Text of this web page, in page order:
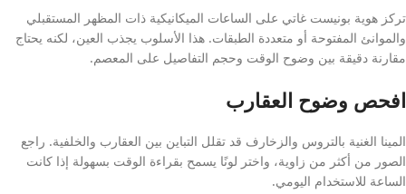
تركز هوية بونيست غاتي على الساعات الميكانيكية ذات المظهر المستقبلي
والموانئ المفتوحة أو متعددة الطبقات. هذا الأسلوب يجذب العين، لكنه يحتاج
مقارنة دقيقة بين وضوح الوقت وحجم التفاصيل على المعصم.
افحص وضوح العقارب
المينا الغنية بالتروس والزخارف قد تقلل التباين بين العقارب والخلفية. راجع
الصور من أكثر من زاوية، واختر لونًا يسمح بقراءة الوقت بسهولة إذا كانت
الساعة للاستخدام اليومي.